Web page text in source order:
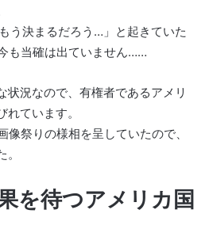
う決まるだろう…」と起きていた
も当確は出ていません……
状況なので、有権者であるアメリ
ています。
像祭りの様相を呈していたので、
を待つアメリカ国